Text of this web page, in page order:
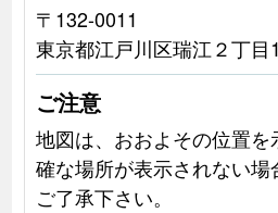
〒132-0011
東京都江戸川区瑞江２丁
ご注意
地図は、おおよその位置
確な場所が表示されない場
ご了承下さい。